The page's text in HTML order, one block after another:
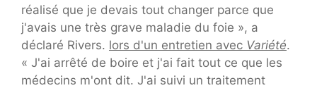
réalisé que je devais tout changer parce que
j'avais une très grave maladie du foie », a
déclaré Rivers. lors d'un entretien avec Variété.
« J'ai arrêté de boire et j'ai fait tout ce que les
médecins m'ont dit. J'ai suivi un traitement